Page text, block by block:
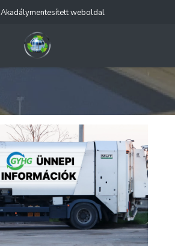
Akadálymentesített weboldal